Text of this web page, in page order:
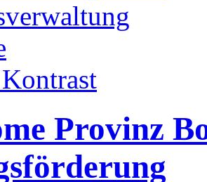
Provinz